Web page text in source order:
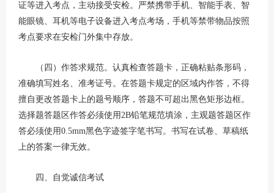
证等进入考点，主动接受安检。严禁携带手机、智能手表、智
能眼镜、耳机等电子设备进入考点考场，手机等禁带物品按照
考点要求在安检门外集中存放。
（四）作答求规范。认真检查答题卡，正确粘贴条形码，
准确填写姓名、准考证号。在答题卡规定的区域内作答，不得
擅自更改答题卡上的题号顺序，答题不可超出黑色矩形边框。
选择题答题区作答必须使用2B铅笔规范填涂，主观题答题区作
答必须使用0.5mm黑色字迹签字笔书写。书写在试卷、草稿纸
上的答案一律无效。
四、自觉诚信考试